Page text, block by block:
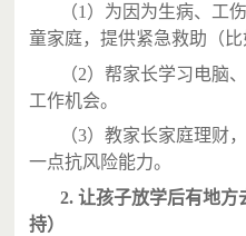
（1）为因为生病、工
童家庭，提供紧急救助（比
（2）帮家长学习电脑
工作机会。
（3）教家长家庭理财
一点抗风险能力。
2. 让孩子放学后有地
持）